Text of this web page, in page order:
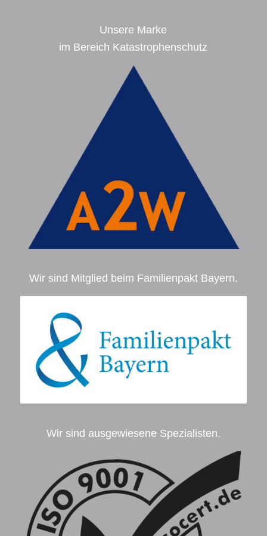
Unsere Marke
im Bereich Katastrophenschutz
Wir sind Mitglied beim Familienpakt Bayern.
Wir sind ausgewiesene Spezialisten.